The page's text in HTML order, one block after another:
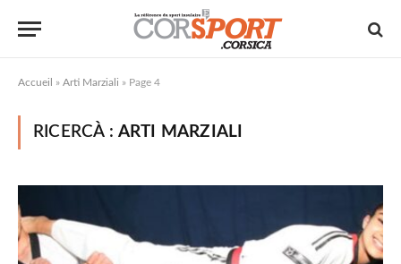
Accueil » Arti Marziali » Page 4
RICERCÀ : ARTI MARZIALI